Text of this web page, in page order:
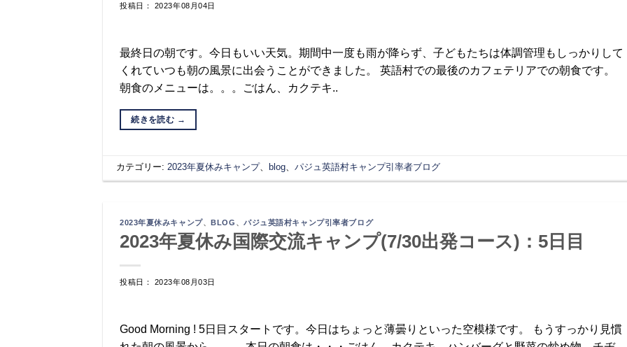
投稿日： 2023年08月04日
最終日の朝です。今日もいい天気。期間中一度も雨が降らず、子どもたちは体調管理もしっかりして
くれていつも朝の風景に出会うことができました。 英語村での最後のカフェテリアでの朝食です。
朝食のメニューは。。。ごはん、カクテキ..
続きを読む →
カテゴリー: 2023年夏休みキャンプ、 blog 、パジュ英語村キャンプ引率者ブログ
2023年夏休みキャンプ、BLOG 、パジュ英語村キャンプ引率者ブログ
2023年夏休み国際交流キャンプ(7/30出発コース)：5日目
投稿日： 2023年08月03日
Good Morning ! 5日目スタートです。今日はちょっと薄曇りといった空模様です。 もうすっかり見慣